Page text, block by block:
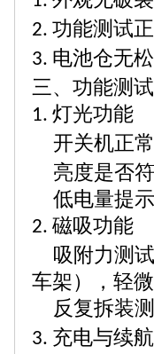
2. 功能测试
3. 电池仓无
三、功能测试
1. 灯光功能
开关机正
亮度是否
低电量提
2. 磁吸功能
吸附力测
车架），轻
反复拆装
3. 充电与续